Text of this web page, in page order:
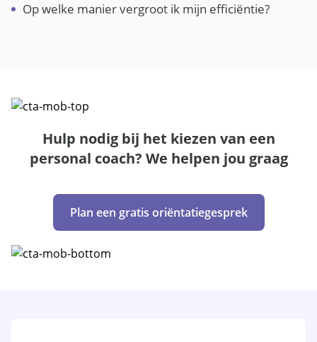
Op welke manier vergroot ik mijn efficiëntie?
Hulp nodig bij het kiezen van een
personal coach? We helpen jou graag
Plan een gratis oriëntatiegesprek